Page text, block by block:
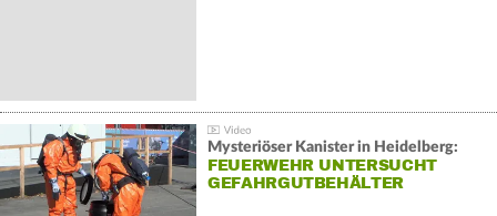
Mysteriöser Kanister in Heidelberg:
FEUERWEHR UNTERSUCHT
GEFAHRGUTBEHÄLTER